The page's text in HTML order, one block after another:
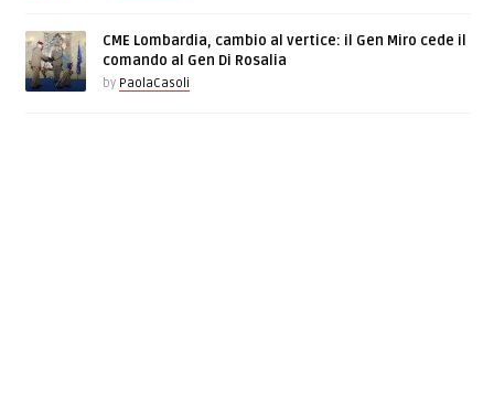
CME Lombardia, cambio al vertice: il Gen Miro cede il
comando al Gen Di Rosalia
by PaolaCasoli